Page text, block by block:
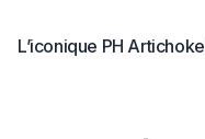
L’iconique PH Artichoke